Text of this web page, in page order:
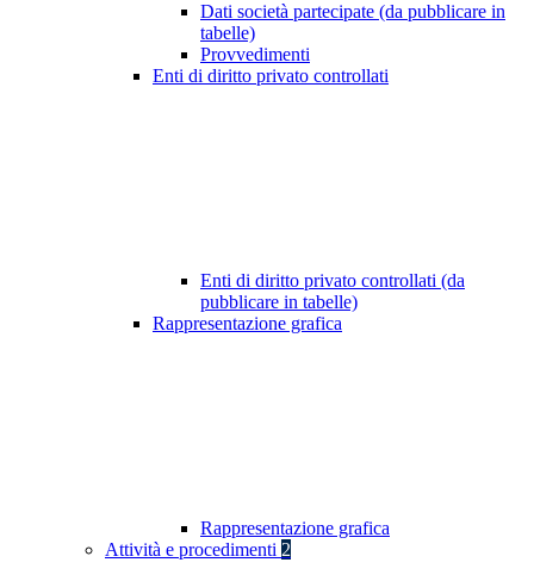
Dati società partecipate (da pubblicare in
tabelle)
Provvedimenti
Enti di diritto privato controllati
Enti di diritto privato controllati (da
pubblicare in tabelle)
Rappresentazione grafica
Rappresentazione grafica
Attività e procedimenti 2